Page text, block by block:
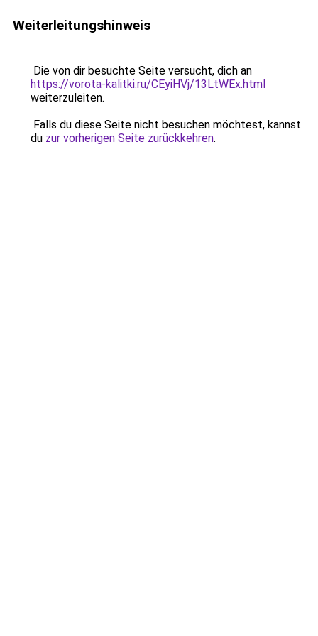
Weiterleitungshinweis
Die von dir besuchte Seite versucht, dich an
https://vorota-kalitki.ru/CEyiHVj/13LtWEx.html
weiterzuleiten.
Falls du diese Seite nicht besuchen möchtest, kannst
du zur vorherigen Seite zurückkehren.